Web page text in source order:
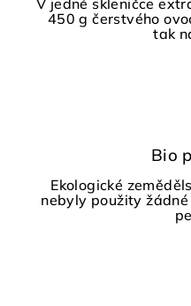
V jedné skleničce
450 g čerstvého
tak
Bio
Ekologické
nebyly použity